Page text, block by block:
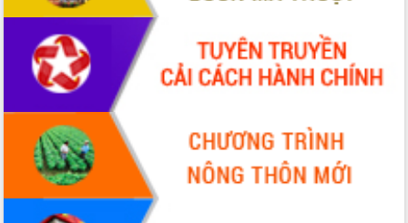
Ngành cá ngừ Đắk Lắk chủ động thích
ứng để giữ vững thị trường xuất khẩu
Diễn đàn Kinh tế tư nhân Việt Nam đột
phá cơ chế - Hợp tác công tư
Đề án 06 tạo bước ngoặt đột phá trong
cải cách hành chính tỉnh Đắk Lắk
Kết nối tour, đẩy mạnh chuyển đổi số
để phát triển du lịch Đắk Lắk
Khởi động Dự án Đầu tư xây dựng hạ
tầng kỹ thuật Cụm công nghiệp Tân